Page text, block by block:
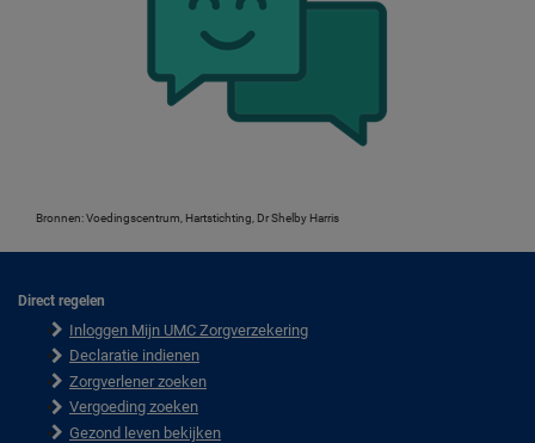
Bronnen: Voedingscentrum, Hartstichting, Dr Shelby Harris
Direct regelen
Inloggen Mijn UMC Zorgverzekering
Declaratie indienen
Zorgverlener zoeken
Vergoeding zoeken
Gezond leven bekijken